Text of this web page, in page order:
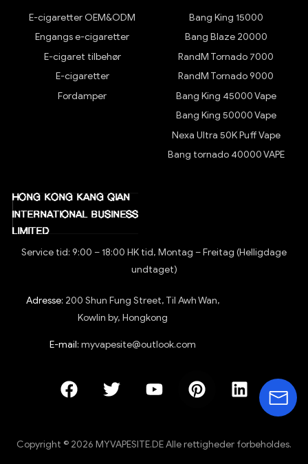
E-cigaretter OEM&ODM
Engangs e-cigaretter
E-cigaret tilbehør
E-cigaretter
Fordamper
Bang King 15000
Bang Blaze 20000
RandM Tornado 7000
RandM Tornado 9000
Bang King 45000 Vape
Bang King 50000 Vape
Nexa Ultra 50K Puff Vape
Bang tornado 40000 VAPE
Service tid: 9:00 – 18:00 HK tid, Montag – Freitag (Helligdage
undtaget)
Adresse: 200 Shun Fung Street, Til Awh Wan,
Kowlin by, Hongkong
E-mail: myvapesite@outlook.com
Copyright © 2026 MYVAPESITE.DE Alle rettigheder forbeholdes.